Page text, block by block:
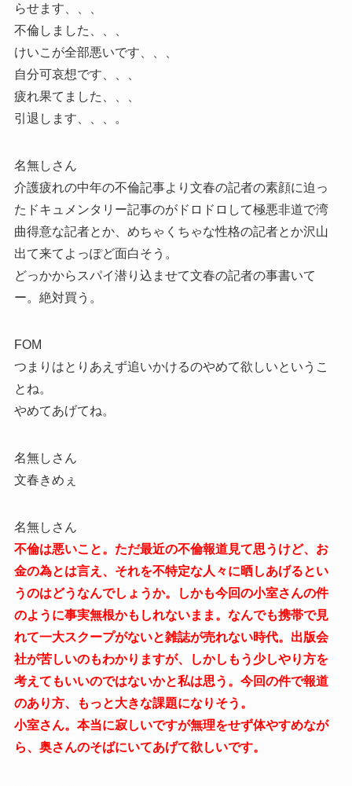
らせます、、、
不倫しました、、、
けいこが全部悪いです、、、
自分可哀想です、、、
疲れ果てました、、、
引退します、、、。
名無しさん
介護疲れの中年の不倫記事より文春の記者の素顔に迫っ
たドキュメンタリー記事のがドロドロして極悪非道で湾
曲得意な記者とか、めちゃくちゃな性格の記者とか沢山
出て来てよっぽど面白そう。
どっかからスパイ潜り込ませて文春の記者の事書いて
ー。絶対買う。
FOM
つまりはとりあえず追いかけるのやめて欲しいというこ
とね。
やめてあげてね。
名無しさん
文春きめぇ
名無しさん
不倫は悪いこと。ただ最近の不倫報道見て思うけど、お
金の為とは言え、それを不特定な人々に晒しあげるとい
うのはどうなんでしょうか。しかも今回の小室さんの件
のように事実無根かもしれないまま。なんでも携帯で見
れて一大スクープがないと雑誌が売れない時代。出版会
社が苦しいのもわかりますが、しかしもう少しやり方を
考えてもいいのではないかと私は思う。今回の件で報道
のあり方、もっと大きな課題になりそう。
小室さん。本当に寂しいですが無理をせず体やすめなが
ら、奥さんのそばにいてあげて欲しいです。